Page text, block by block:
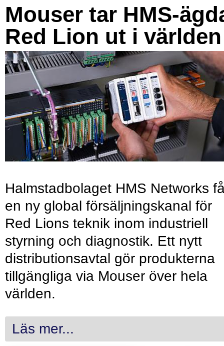
Mouser tar HMS-
Red Lion ut i världen
Halmstadbolaget HMS Networks
en ny global försäljningskanal för
Red Lions teknik inom industriell
styrning och diagnostik. Ett nytt
distributionsavtal gör produkterna
tillgängliga via Mouser över hela
världen.
Läs mer...